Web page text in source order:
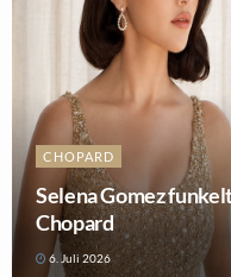
CHOPARD
Selena Gomez
Chopard
6. Juli 2026